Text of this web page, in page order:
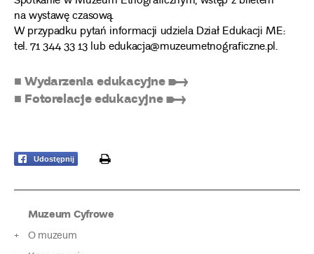
na wystawę czasową.
W przypadku pytań informacji udziela Dział Edukacji ME:
tel. 71 344 33 13 lub edukacja@muzeumetnograficzne.pl.
■ Wydarzenia edukacyjne ➸
■ Fotorelacje edukacyjne ➸
Udostępnij print
Muzeum Cyfrowe
O muzeum